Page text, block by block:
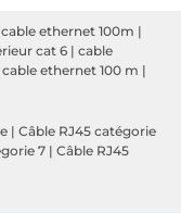
cable ethernet 100m |
cat 6 | cable
cable ethernet 100 m |
| Câble RJ45 catégorie
7 | Câble RJ45